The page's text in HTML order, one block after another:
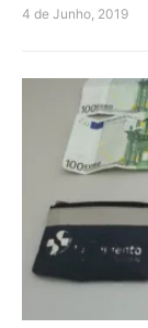
4 de Junho, 2019